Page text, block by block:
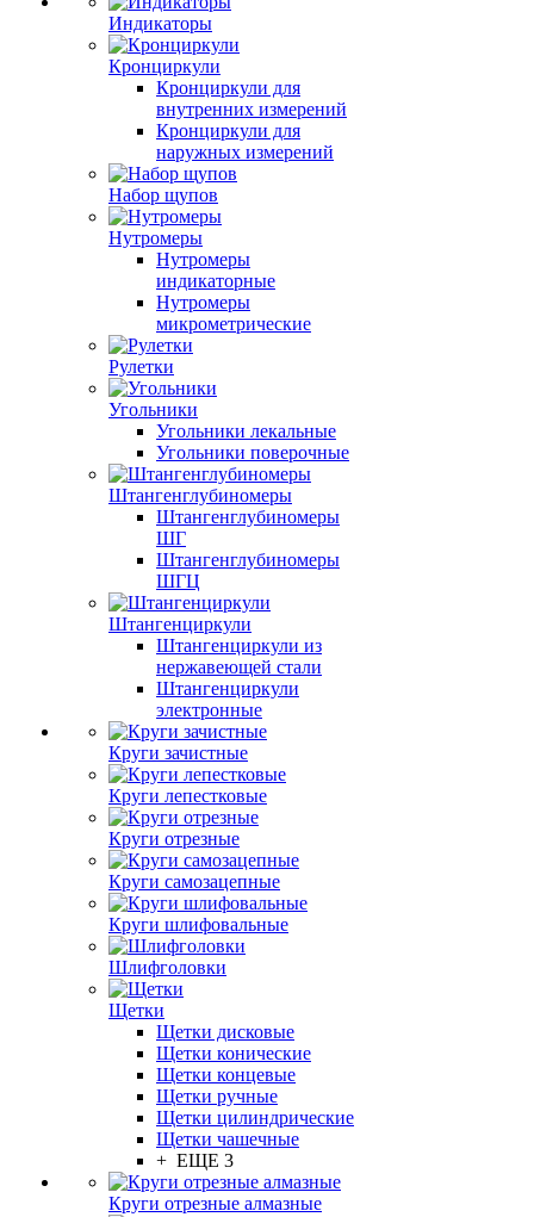
Индикаторы
Кронциркули
Кронциркули для
внутренних измерений
Кронциркули для
наружных измерений
Набор щупов
Нутромеры
Нутромеры
индикаторные
Нутромеры
микрометрические
Рулетки
Угольники
Угольники лекальные
Угольники поверочные
Штангенглубиномеры
Штангенглубиномеры
ШГ
Штангенглубиномеры
ШГЦ
Штангенциркули
Штангенциркули из
нержавеющей стали
Штангенциркули
электронные
Круги зачистные
Круги лепестковые
Круги отрезные
Круги самозацепные
Круги шлифовальные
Шлифголовки
Щетки
Щетки дисковые
Щетки конические
Щетки концевые
Щетки ручные
Щетки цилиндрические
Щетки чашечные
+ ЕЩЕ 3
Круги отрезные алмазные